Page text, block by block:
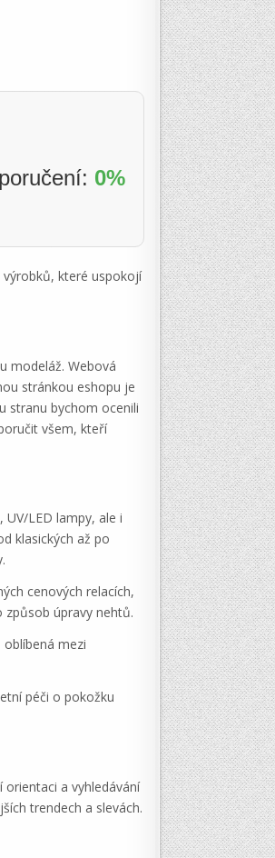
0%
které uspokojí
modeláž. Webová
stránkou eshopu je
stranu bychom ocenili
všem, kteří
LED lampy, ale i
klasických až po
cenových relacích,
úpravy nehtů.
mezi
péči o pokožku
a vyhledávání
trendech a slevách.